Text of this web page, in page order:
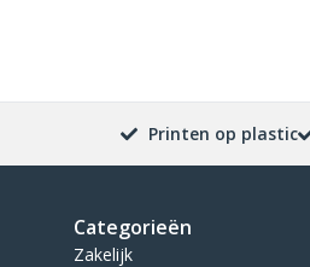
Printen op plastic
Categorieën
Zakelijk